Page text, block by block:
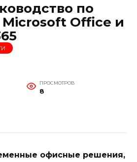
по
Microsoft Office и
ПРОСМОТРОВ
8
офисные решения,